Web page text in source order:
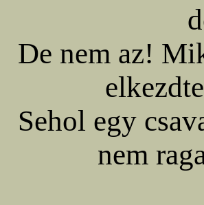
De nem az!
Sehol egy
nem